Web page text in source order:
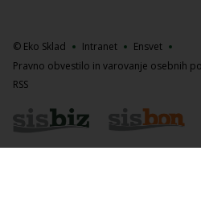
© Eko Sklad Intranet
Ensvet
Pravno obvestilo in varovanje osebnih
RSS